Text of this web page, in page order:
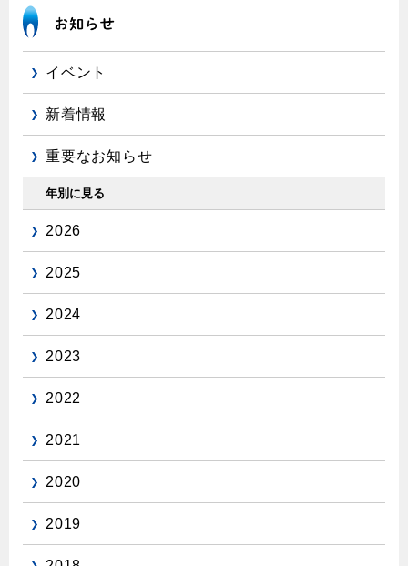
ガスを安全にお使いいただくために
安全対策
ガスメーターの役割と安全機能
正しい接続で安全に
長期使用製品安全点検制度について
換気と給排気設備の注意点
冬季の注意
保安体制
保安体制について
各種手続き
ガス使用開始のご案内
ガス使用停止のご案内
リビング
ガスファンヒーター
ガス温水床暖房・ルームヒーター
イベント
新着情報
重要なお知らせ
年別に見る
2026
2025
2024
2023
2022
2021
2020
2019